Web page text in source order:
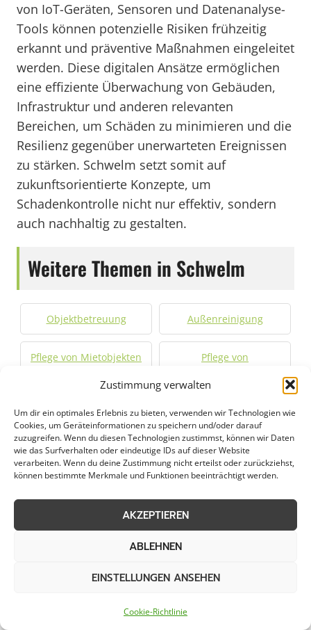
Zustimmung verwalten
Um dir ein optimales Erlebnis zu bieten, verwenden wir Technologien wie
Cookies, um Geräteinformationen zu speichern und/oder darauf
zuzugreifen. Wenn du diesen Technologien zustimmst, können wir Daten
wie das Surfverhalten oder eindeutige IDs auf dieser Website
verarbeiten. Wenn du deine Zustimmung nicht erteilst oder zurückziehst,
können bestimmte Merkmale und Funktionen beeinträchtigt werden.
AKZEPTIEREN
ABLEHNEN
EINSTELLUNGEN ANSEHEN
Cookie-Richtlinie
von IoT-Geräten, Sensoren und Datenanalyse-
Tools können potenzielle Risiken frühzeitig
erkannt und präventive Maßnahmen eingeleitet
werden. Diese digitalen Ansätze ermöglichen
eine effiziente Überwachung von Gebäuden,
Infrastruktur und anderen relevanten
Bereichen, um Schäden zu minimieren und die
Resilienz gegenüber unerwarteten Ereignissen
zu stärken. Schwelm setzt somit auf
zukunftsorientierte Konzepte, um
Schadenkontrolle nicht nur effektiv, sondern
auch nachhaltig zu gestalten.
Weitere Themen in Schwelm
Objektbetreuung Außenreinigung
Pflege von Mietobjekten
Pflege von
Hausmeisterdienste Müllmanagement
Weitere Kategorien in Schwelm
Grünpflege in Schwelm Gartenbau in Schwelm
Schwelm